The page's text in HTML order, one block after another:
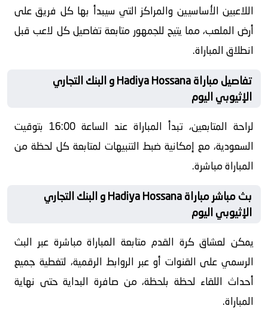
اللاعبين الأساسيين والمراكز التي سيبدأ بها كل فريق على
أرض الملعب، مما يتيح للجمهور متابعة تفاصيل كل لاعب قبل
انطلاق المباراة.
تفاصيل مباراة Hadiya Hossana و البنك التجاري
الإثيوبي اليوم
لراحة المتابعين، تبدأ المباراة عند الساعة 16:00 بتوقيت
السعودية، مع إمكانية ضبط التنبيهات لمتابعة كل لحظة من
المباراة مباشرة.
بث مباشر مباراة Hadiya Hossana و البنك التجاري
الإثيوبي اليوم
يمكن لعشاق كرة القدم متابعة المباراة مباشرة عبر البث
الرسمي على القنوات أو عبر الروابط الرقمية، لتغطية جميع
أحداث اللقاء لحظة بلحظة، من صافرة البداية حتى نهاية
المباراة.